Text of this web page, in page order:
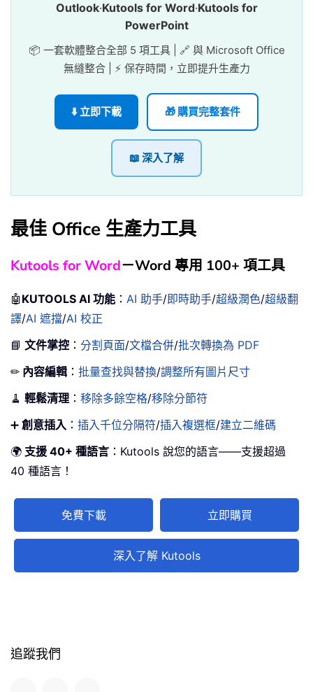
Outlook·Kutools for Word·Kutools for
PowerPoint
📦 一套軟體整合全部 5 項工具 | 🔗 與 Microsoft Office
無縫整合 | ⚡ 保存時間，立即提升生產力
⬇️ 立即下載 🎁 購買完整套件
📖 深入了解
最佳 Office 生產力工具
Kutools for Word－Word 專用 100+ 項工具
🤖 KUTOOLS AI 功能 ： AI 助手/即時助手/超級潤色/超級翻
譯/AI 遮擋/AI 校正
📘 文件掌控 ： 分割頁面/文檔合併/批次轉換為 PDF
✏ 內容編輯 ： 批量查找與替換/調整所有圖片尺寸
🧹 輕鬆清理 ： 移除多餘空格/移除分節符
➕ 創意插入 ： 插入千位分隔符/插入複選框/建立二維碼
🌍 支援 40+ 種語言 ：Kutools 說您的語言——支援超過
40 種語言！
免費下載 立即購買
深入了解 Kutools
追蹤我們